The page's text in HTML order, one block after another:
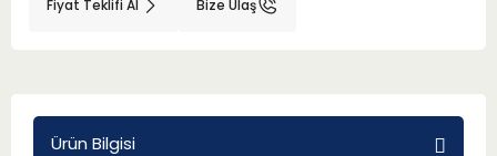
Adaptörler
Fiyat Teklifi Al Bize Ulaş
Ürün Bilgisi